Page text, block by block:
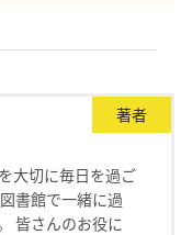
著者
大切に毎日を過ご
書館で一緒に過
皆さんのお役に